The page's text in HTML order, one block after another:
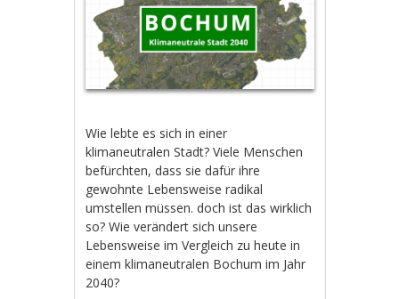
Wie lebte es sich in einer
klimaneutralen Stadt? Viele Menschen
befürchten, dass sie dafür ihre
gewohnte Lebensweise radikal
umstellen müssen. doch ist das wirklich
so? Wie verändert sich unsere
Lebensweise im Vergleich zu heute in
einem klimaneutralen Bochum im Jahr
2040?